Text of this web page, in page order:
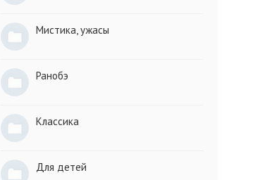
Мистика, ужасы
Ранобэ
Классика
Для детей